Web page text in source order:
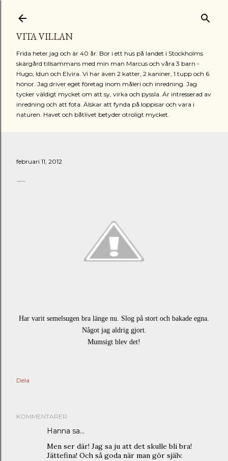
VITA VILLAN
Frida heter jag och är 40 år. Bor i ett hus på landet i Stockholms
skärgård tillsammans med min man Marcus och våra 3 barn -
Hugo, Idun och Elvira. Vi har även 2 katter, 2 kaniner, 1 tupp och 6
hönor. Jag driver eget företag inom måleri och inredning. Jag
tycker väldigt mycket om att sy, virka och pyssla. Är intresserad av
inredning och att fota. Älskar att fynda på loppisar och vara i
naturen. Havet och båtlivet betyder otroligt mycket.
februari 11, 2012
Har varit semelsugen bra länge nu. Slog på stort och bakade egna.
Något jag aldrig gjort.
Mumsigt blev det!
Dela
KOMMENTARER
Hanna sa…
Men ser där! Jag sa ju att det skulle bli bra!
Jättefina! Och så goda när man gör själv.